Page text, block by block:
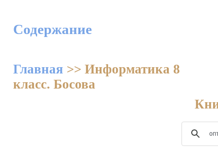
Содержание
Главная >> Информатика 8
класс. Босова